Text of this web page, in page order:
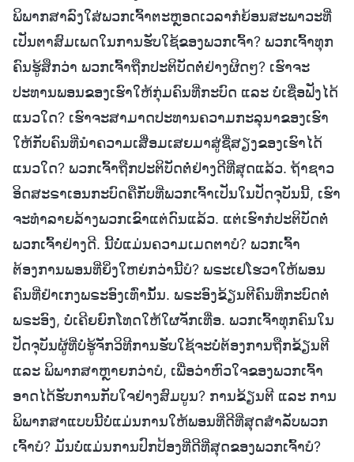
ພິພາກສາລົງໃສ່ພວກເຈົ້າຕະຫຼອດເວລາກໍຍ້ອນສະພາວະທີ່
ເປັນຕາສົມເພດໃນການຮັບໃຊ້ຂອງພວກເຈົ້າ? ພວກເຈົ້າທຸກ
ຄົນຮູ້ສຶກວ່າ ພວກເຈົ້າຖືກປະຕິບັດຕໍ່ຢ່າງຜິດໆ? ເຮົາຈະ
ປະທານພອນຂອງເຮົາໃຫ້ກຸ່ມຄົນທີ່ກະບົດ ແລະ ບໍ່ເຊື່ອຟັງໄດ້
ແນວໃດ? ເຮົາຈະສາມາດປະທານຄວາມກະລຸນາຂອງເຮົາ
ໃຫ້ກັບຄົນທີ່ນໍາຄວາມເສື່ອມເສຍມາສູ່ຊື່ສຽງຂອງເຮົາໄດ້
ແນວໃດ? ພວກເຈົ້າຖືກປະຕິບັດຕໍ່ຢ່າງດີທີ່ສຸດແລ້ວ. ຖ້າຊາວ
ອິດສະຣາເອນກະບົດຄືກັບທີ່ພວກເຈົ້າເປັນໃນປັດຈຸບັນນີ້, ເຮົາ
ຈະທຳລາຍລ້າງພວກເຂົາແຕ່ດົນແລ້ວ. ແຕ່ເຮົາກໍປະຕິບັດຕໍ່
ພວກເຈົ້າຢ່າງດີ. ນີ້ບໍ່ແມ່ນຄວາມເມດຕາບໍ? ພວກເຈົ້າ
ຕ້ອງການພອນທີ່ຍິ່ງໃຫຍ່ກວ່ານີ້ບໍ? ພຣະເຢໂຮວາໃຫ້ພອນ
ຄົນທີ່ຢໍາເກງພຣະອົງເທົ່ານັ້ນ. ພຣະອົງຂ້ຽນຕີຄົນທີ່ກະບົດຕໍ່
ພຣະອົງ, ບໍ່ເຄີຍຍົກໂທດໃຫ້ໃຜຈັກເທື່ອ. ພວກເຈົ້າທຸກຄົນໃນ
ປັດຈຸບັນຜູ້ທີ່ບໍ່ຮູ້ຈັກວິທີການຮັບໃຊ້ຈະບໍ່ຕ້ອງການຖືກຂ້ຽນຕີ
ແລະ ພິພາກສາຫຼາຍກວ່າບໍ, ເພື່ອວ່າຫົວໃຈຂອງພວກເຈົ້າ
ອາດໄດ້ຮັບການກັບໃຈຢ່າງສົມບູນ? ການຂ້ຽນຕີ ແລະ ການ
ພິພາກສາແບບນີ້ບໍ່ແມ່ນການໃຫ້ພອນທີ່ດີທີ່ສຸດສຳລັບພວກ
ເຈົ້າບໍ? ມັນບໍ່ແມ່ນການປົກປ້ອງທີ່ດີທີ່ສຸດຂອງພວກເຈົ້າບໍ?